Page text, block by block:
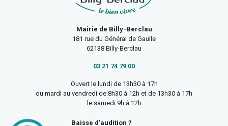
Mairie de Billy-Berclau
181 rue du Général de Gaulle
62138 Billy-Berclau
03 21 74 79 00
Ouvert le lundi de 13h30 à 17h
du mardi au vendredi de 8h30 à 12h et de 13h30 à 17h
le samedi 9h à 12h
Baisse d’audition ?